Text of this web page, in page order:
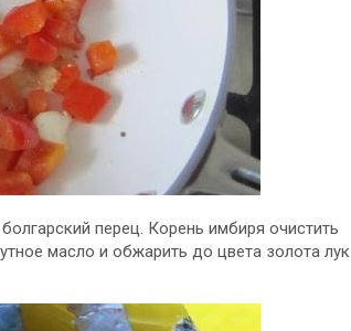
перец. Корень имбиря очистить
масло и обжарить до цвета золота лук